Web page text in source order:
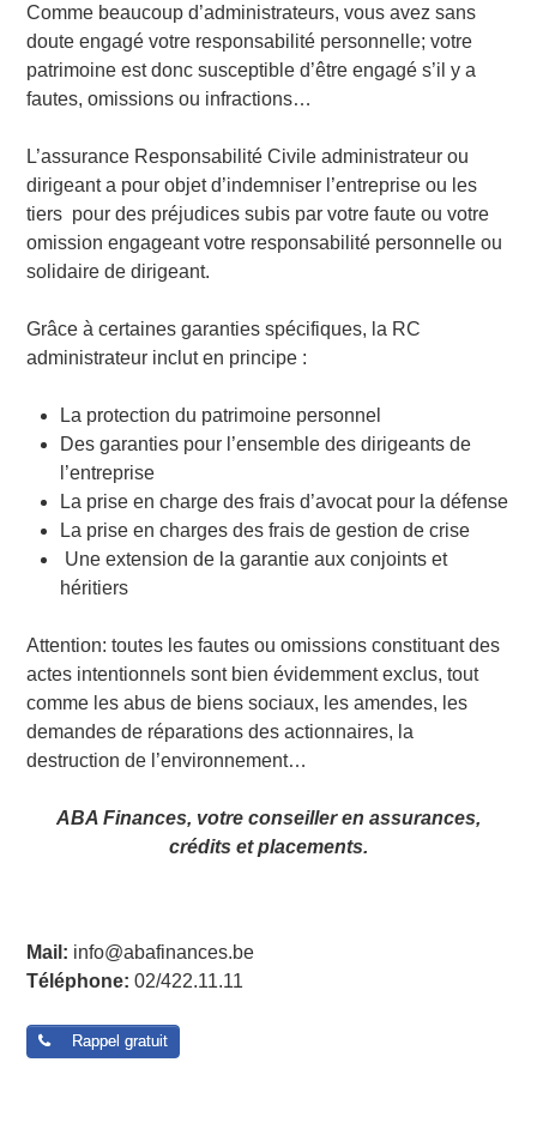
Comme beaucoup d’administrateurs, vous avez sans
doute engagé votre responsabilité personnelle; votre
patrimoine est donc susceptible d’être engagé s’il y a
fautes, omissions ou infractions…
L’assurance Responsabilité Civile administrateur ou
dirigeant a pour objet d’indemniser l’entreprise ou les
tiers pour des préjudices subis par votre faute ou votre
omission engageant votre responsabilité personnelle ou
solidaire de dirigeant.
Grâce à certaines garanties spécifiques, la RC
administrateur inclut en principe :
La protection du patrimoine personnel
Des garanties pour l’ensemble des dirigeants de
l’entreprise
La prise en charge des frais d’avocat pour la défense
La prise en charges des frais de gestion de crise
Une extension de la garantie aux conjoints et
héritiers
Attention: toutes les fautes ou omissions constituant des
actes intentionnels sont bien évidemment exclus, tout
comme les abus de biens sociaux, les amendes, les
demandes de réparations des actionnaires, la
destruction de l’environnement…
ABA Finances, votre conseiller en assurances,
crédits et placements.
Post navigation
Mail: info@abafinances.be
Téléphone: 02/422.11.11
Rappel gratuit